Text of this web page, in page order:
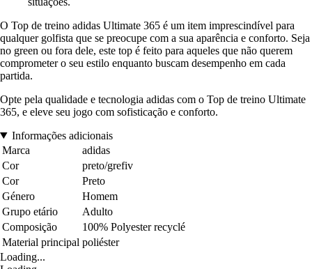
O Top de treino adidas Ultimate 365 é um item imprescindível para
qualquer golfista que se preocupe com a sua aparência e conforto. Seja
no green ou fora dele, este top é feito para aqueles que não querem
comprometer o seu estilo enquanto buscam desempenho em cada
partida.
Opte pela qualidade e tecnologia adidas com o Top de treino Ultimate
365, e eleve seu jogo com sofisticação e conforto.
Informações adicionais
Marca
adidas
Cor
preto/grefiv
Cor
Preto
Género
Homem
Grupo etário
Adulto
Composição
100% Polyester recyclé
Material principal poliéster
Loading...